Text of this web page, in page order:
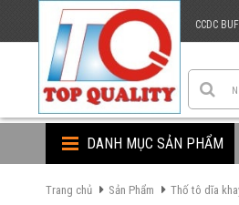
CCDC
DANH MỤC SẢN PHẨM
Trang chủ Sản Phẩm Thố tô dĩa